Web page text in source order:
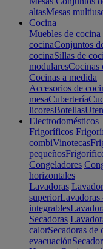
altasMesas
Cocina
Muebles de cocina
cocinaConjuntos
cocinaSillas de
modularesCocinas
Cocinas a medida
Accesorios de
mesaCubertería
licoresBotellas
Electrodomésticos
Frigoríficos
combiVinotecas
pequeños
Congeladores
horizontales
Lavadoras
superiorLavadoras
integrables
Secadoras
calorSecadoras de
evacuación